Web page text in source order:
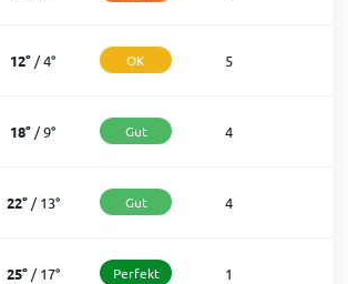
12° /4° OK 5
18° /9° Gut 4
22°/13° Gut 4
25°/17° Perfekt 1